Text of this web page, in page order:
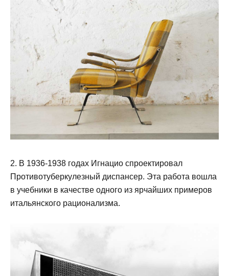
2. В 1936-1938 годах Игнацио спроектировал
Противотуберкулезный диспансер. Эта работа вошла
в учебники в качестве одного из ярчайших примеров
итальянского рационализма.